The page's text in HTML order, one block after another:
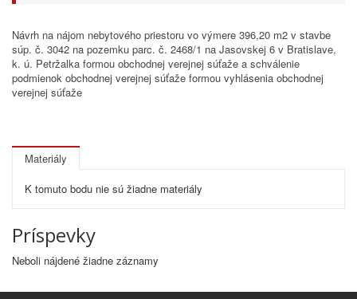
Návrh na nájom nebytového priestoru vo výmere 396,20 m2 v stavbe
súp. č. 3042 na pozemku parc. č. 2468/1 na Jasovskej 6 v Bratislave,
k. ú. Petržalka formou obchodnej verejnej súťaže a schválenie
podmienok obchodnej verejnej súťaže formou vyhlásenia obchodnej
verejnej súťaže
Materiály
K tomuto bodu nie sú žiadne materiály
Príspevky
Neboli nájdené žiadne záznamy